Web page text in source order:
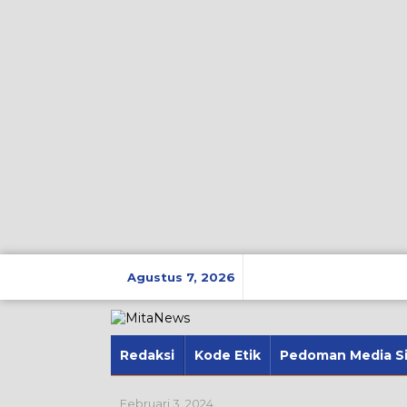
Agustus 7, 2026
Redaksi Kode Etik Pedoman Media
Februari 3, 2024